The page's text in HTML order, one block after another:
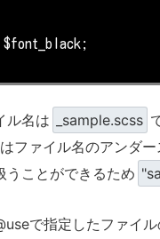
ル名は _sample.scss
ファイル名のアンダー
うことができるため
で指定したファイ